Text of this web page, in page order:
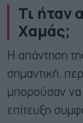
Τι ήταν
Χαμάς;
Η απάντηση
σημαντική,
μπορούσαν να
επίτευξη